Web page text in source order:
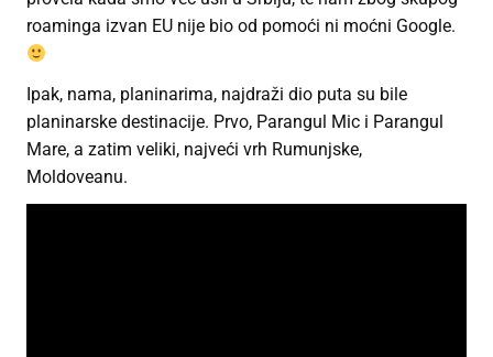
roaminga izvan EU nije bio od pomoći ni moćni Google.
Ipak, nama, planinarima, najdraži dio puta su bile
planinarske destinacije. Prvo, Parangul Mic i Parangul
Mare, a zatim veliki, najveći vrh Rumunjske,
Moldoveanu.